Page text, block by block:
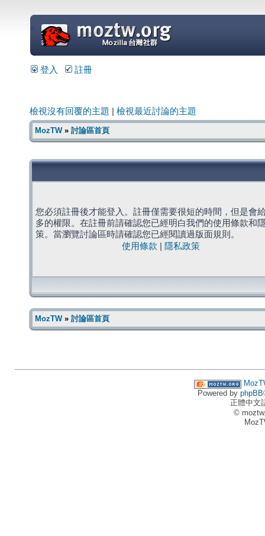
=
登入 註冊
檢視沒有回覆的主題 檢視最近討論的主題
MozTW» 討論區首頁
您必須註冊後才能登入。註冊僅需要很短的時間，但是會
多的權限。在註冊前請確認您已經明白我們的使用條款和
策。當瀏覽討論區時請確認您已經閱讀過版面規則。
使用條款
隱私政策
MozTW» 討論區首頁
Powered by phpBB
正體中文
©